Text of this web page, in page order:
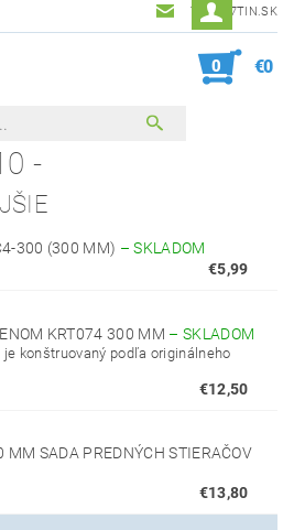
7TIN@7TIN.SK
0 €0
-
300 (300 MM) –SKLADOM
€5,99
KRT074 300 MM – SKLADOM
konštruovaný podľa originálneho
€12,50
SADA PREDNÝCH STIERAČOV
€13,80